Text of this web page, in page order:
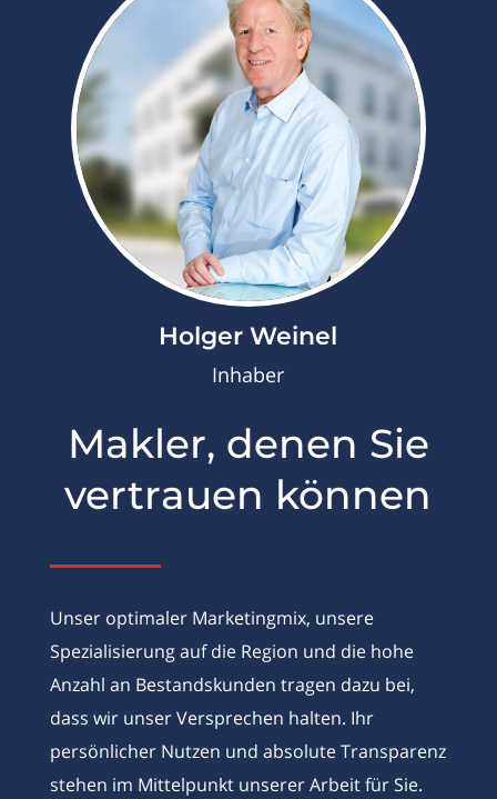
Holger Weinel
Inhaber
Makler, denen Sie
vertrauen können
Unser optimaler Marketingmix, unsere
Spezialisierung auf die Region und die hohe
Anzahl an Bestandskunden tragen dazu bei,
dass wir unser Versprechen halten. Ihr
persönlicher Nutzen und absolute Transparenz
stehen im Mittelpunkt unserer Arbeit für Sie.